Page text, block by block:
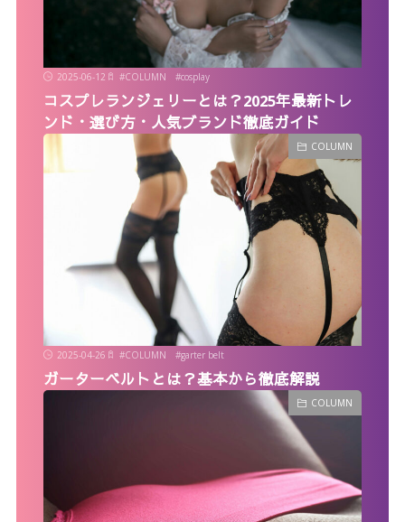
2025-06-12 #COLUMN #cosplay
コスプレランジェリーとは？2025年最新トレ
ンド・選び方・人気ブランド徹底ガイド
COLUMN
2025-04-26 #COLUMN #garter belt
ガーターベルトとは？基本から徹底解説
COLUMN